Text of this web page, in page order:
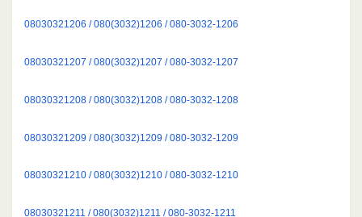
08030321206 / 080(3032)1206 / 080-3032-1206
08030321207 / 080(3032)1207 / 080-3032-1207
08030321208 / 080(3032)1208 / 080-3032-1208
08030321209 / 080(3032)1209 / 080-3032-1209
08030321210 / 080(3032)1210 / 080-3032-1210
08030321211 / 080(3032)1211 / 080-3032-1211